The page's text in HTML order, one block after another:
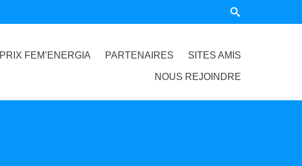
PRIX FEM’ENERGIA PARTENAIRES SITES AMIS
NOUS REJOINDRE